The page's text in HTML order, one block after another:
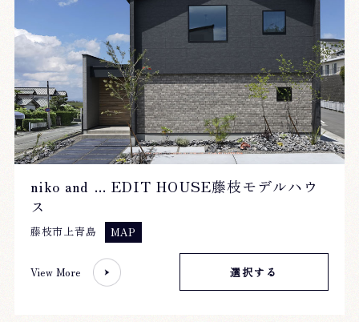
niko and ... EDIT HOUSE藤枝モデルハウ
ス
藤枝市上青島 MAP
View More 選択する